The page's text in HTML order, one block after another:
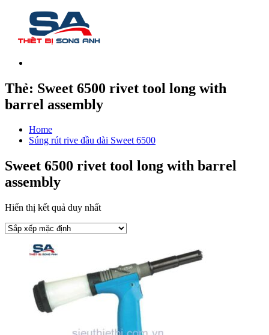
Thẻ: Sweet 6500 rivet tool long with
barrel assembly
Home
Súng rút rive đầu dài Sweet 6500
Sweet 6500 rivet tool long with barrel
assembly
Hiển thị kết quả duy nhất